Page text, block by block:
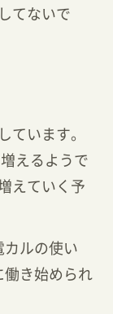
てないで
ています。
えるようで
えていく予
カルの使い
働き始められ